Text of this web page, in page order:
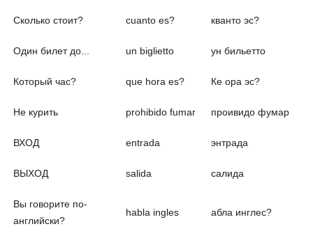
Сколько стоит? cuanto es? кванто эс?
Один билет до... un biglietto ун бильетто
Который час? que hora es? Ке ора эс?
Не курить prohibido fumar проивидо фумар
ВХОД entrada энтрада
ВЫХОД salida салида
Вы говорите по-
английски?
habla ingles абла инглес?